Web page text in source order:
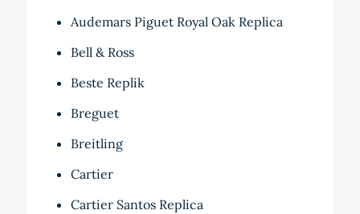
Audemars Piguet Royal Oak Replica
Bell & Ross
Beste Replik
Breguet
Breitling
Cartier
Cartier Santos Replica